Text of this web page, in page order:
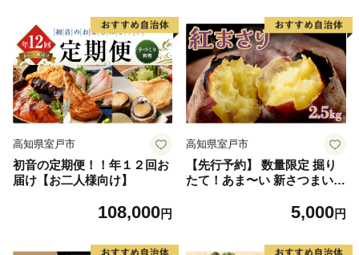
高知県室戸市
初音の定期便！！年１２回お
届け【お二人様向け】
108,000円
高知県室戸市
【先行予約】 数量限定 掘り
たて！あま〜い 新さつまいも
野菜 サツマイモ 焼き芋 甘い
5,000円